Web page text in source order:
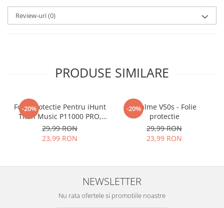
tu.
Materialul folosit in
esteNano Glass flexibil.
AcestagaranteazacaNU SE
SPARGE in mii de cioburi
ascutite si periculoase.
zgarieturi si spargere, ci si
INTARESTE ecranul!
Folia avand rezistenta 9H la
Review-uri(0)
PRODUSE SIMILARE
-20%
Folie Protectie Pentru iHunt
Titan Music P11000 PRO,
VDOO
29,99 RON
23,99 RON
-20%
Realme V50s - Folie
protectie
29,99 RON
23,99 RON
NEWSLETTER
Nu rata ofertele si promotiile noastre